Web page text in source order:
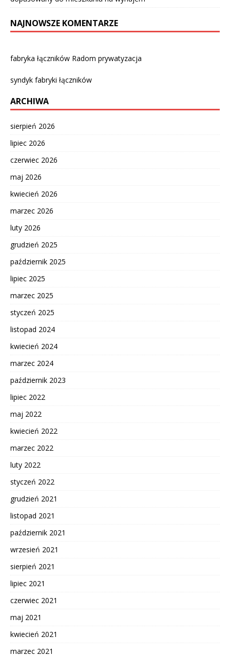
NAJNOWSZE KOMENTARZE
fabryka łączników Radom prywatyzacja
syndyk fabryki łączników
ARCHIWA
sierpień 2026
lipiec 2026
czerwiec 2026
maj 2026
kwiecień 2026
marzec 2026
luty 2026
grudzień 2025
październik 2025
lipiec 2025
marzec 2025
styczeń 2025
listopad 2024
kwiecień 2024
marzec 2024
październik 2023
lipiec 2022
maj 2022
kwiecień 2022
marzec 2022
luty 2022
styczeń 2022
grudzień 2021
listopad 2021
październik 2021
wrzesień 2021
sierpień 2021
lipiec 2021
czerwiec 2021
maj 2021
kwiecień 2021
marzec 2021